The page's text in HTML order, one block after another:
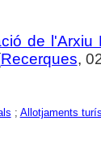
de l'Arxiu
Recerques,
; Allotjaments